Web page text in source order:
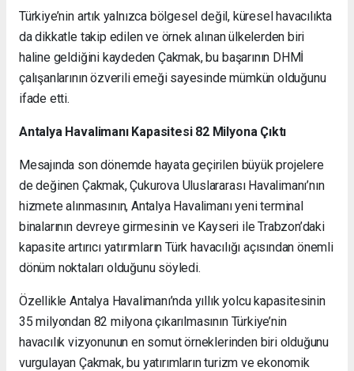
Türkiye’nin artık yalnızca bölgesel değil, küresel havacılıkta
da dikkatle takip edilen ve örnek alınan ülkelerden biri
haline geldiğini kaydeden Çakmak, bu başarının DHMİ
çalışanlarının özverili emeği sayesinde mümkün olduğunu
ifade etti.
Antalya Havalimanı Kapasitesi 82 Milyona Çıktı
Mesajında son dönemde hayata geçirilen büyük projelere
de değinen Çakmak, Çukurova Uluslararası Havalimanı’nın
hizmete alınmasının, Antalya Havalimanı yeni terminal
binalarının devreye girmesinin ve Kayseri ile Trabzon’daki
kapasite artırıcı yatırımların Türk havacılığı açısından önemli
dönüm noktaları olduğunu söyledi.
Özellikle Antalya Havalimanı’nda yıllık yolcu kapasitesinin
35 milyondan 82 milyona çıkarılmasının Türkiye’nin
havacılık vizyonunun en somut örneklerinden biri olduğunu
vurgulayan Çakmak, bu yatırımların turizm ve ekonomik